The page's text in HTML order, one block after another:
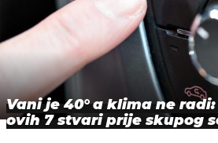
Vani je 40° a klima ne
ovih 7 stvari prije skupog